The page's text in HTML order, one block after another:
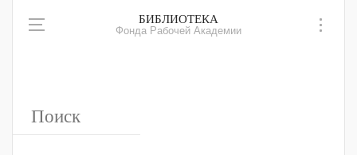
БИБЛИОТЕКА
Фонда Рабочей Академии